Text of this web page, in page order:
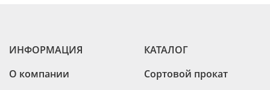
ИНФОРМАЦИЯ
О компании
КАТАЛОГ
Сортовой прокат